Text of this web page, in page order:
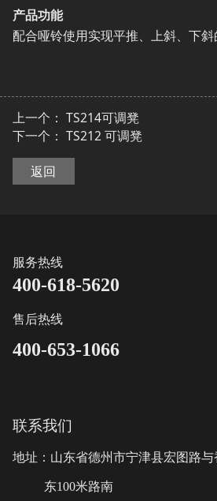
产品功能
配合哑铃使用实现平推、上斜、下
上一个： TS214可调凳
下一个： TS212 可调凳
返回
服务热线
400-618-5620
售后热线
400-653-1066
联系我们
地址：山东省德州市宁津县宏图路与
东100米路南